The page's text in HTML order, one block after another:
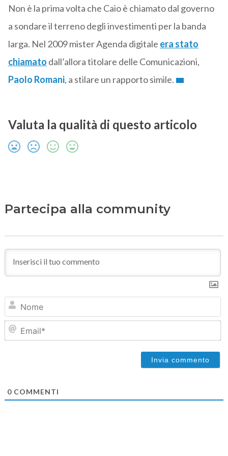
Non è la prima volta che Caio è chiamato dal governo
a sondare il terreno degli investimenti per la banda
larga. Nel 2009 mister Agenda digitale era stato
chiamato dall’allora titolare delle Comunicazioni,
Paolo Romani, a stilare un rapporto simile.
Valuta la qualità di questo articolo
Partecipa alla community
0COMMENTI